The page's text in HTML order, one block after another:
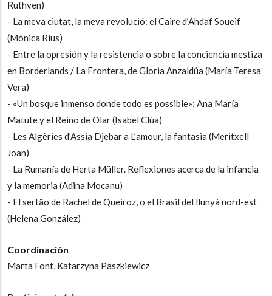
Ruthven)
- La meva ciutat, la meva revolució: el Caire d’Ahdaf Soueif
(Mònica Rius)
- Entre la opresión y la resistencia o sobre la conciencia mestiza
en Borderlands / La Frontera, de Gloria Anzaldúa (María Teresa
Vera)
- «Un bosque inmenso donde todo es possible»: Ana María
Matute y el Reino de Olar (Isabel Clúa)
- Les Algèries d’Assia Djebar a L’amour, la fantasia (Meritxell
Joan)
- La Rumanía de Herta Müller. Reflexiones acerca de la infancia
y la memoria (Adina Mocanu)
- El sertão de Rachel de Queiroz, o el Brasil del llunyà nord-est
(Helena González)
Coordinación
Marta Font, Katarzyna Paszkiewicz